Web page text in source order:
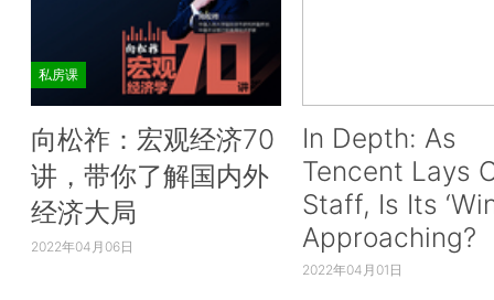
私房课
向松祚：宏观经济70
讲，带你了解国内外
经济大局
2022年04月06日
In Depth: As
Tencent Lays
Staff, Is Its
Approaching?
2022年04月01日